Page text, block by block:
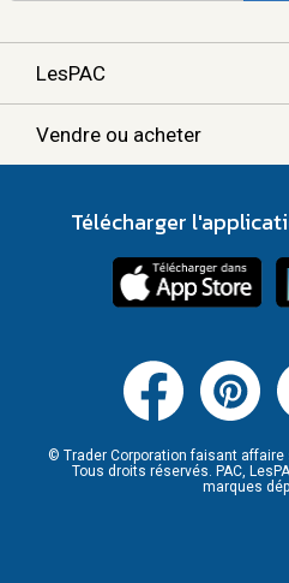
LesPAC
Vendre ou acheter
Télécharger
© Trader Corporation faisant affaire
Tous droits réservés. PAC,
marques